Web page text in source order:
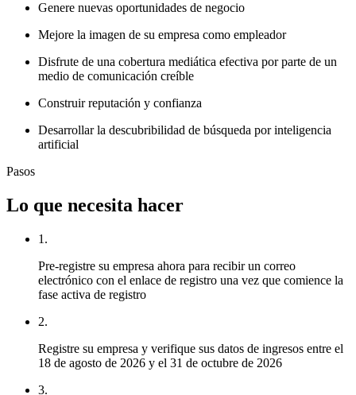
Genere nuevas oportunidades de negocio
Mejore la imagen de su empresa como empleador
Disfrute de una cobertura mediática efectiva por parte de un
medio de comunicación creíble
Construir reputación y confianza
Desarrollar la descubribilidad de búsqueda por inteligencia
artificial
Pasos
Lo que necesita hacer
1.
Pre-registre su empresa ahora para recibir un correo
electrónico con el enlace de registro una vez que comience la
fase activa de registro
2.
Registre su empresa y verifique sus datos de ingresos entre el
18 de agosto de 2026 y el 31 de octubre de 2026
3.